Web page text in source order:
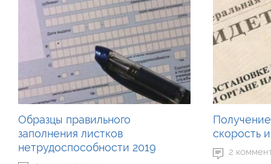
Образцы правильного
заполнения листков
нетрудоспособности 2019
скорость
2